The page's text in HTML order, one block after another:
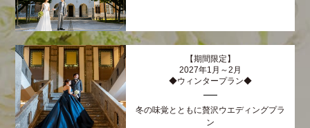
【期間限定】
2027年1月～2月
◆ウィンタープラン◆
冬の味覚とともに贅沢ウエディングプラ
ン